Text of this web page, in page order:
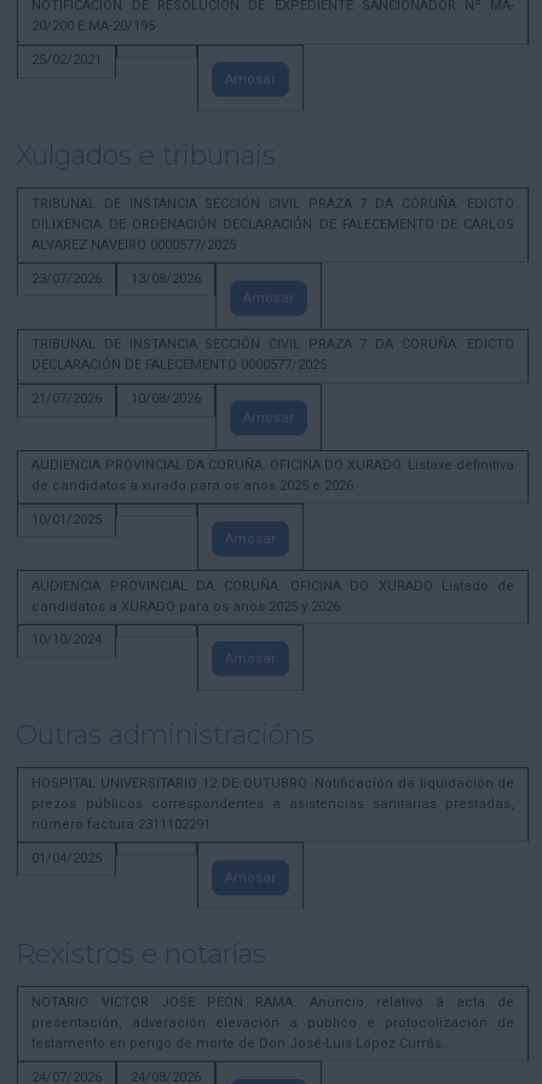
NOTIFICACION DE RESOLUCION DE EXPEDIENTE SANCIONADOR Nº MA-
20/200 E MA-20/195
25/02/2021
Amosar
Xulgados e tribunais
TRIBUNAL DE INSTANCIA SECCIÓN CIVIL PRAZA 7 DA CORUÑA. EDICTO
DILIXENCIA DE ORDENACIÓN DECLARACIÓN DE FALECEMENTO DE CARLOS
ALVAREZ NAVEIRO 0000577/2025
23/07/2026
13/08/2026
Amosar
TRIBUNAL DE INSTANCIA SECCIÓN CIVIL PRAZA 7 DA CORUÑA. EDICTO
DECLARACIÓN DE FALECEMENTO 0000577/2025
21/07/2026
10/08/2026
Amosar
AUDIENCIA PROVINCIAL DA CORUÑA. OFICINA DO XURADO. Listaxe definitiva
de candidatos a xurado para os anos 2025 e 2026
10/01/2025
Amosar
AUDIENCIA PROVINCIAL DA CORUÑA. OFICINA DO XURADO Listado de
candidatos a XURADO para os anos 2025 y 2026.
10/10/2024
Amosar
Outras administracións
HOSPITAL UNIVERSITARIO 12 DE OUTUBRO. Notificación da liquidación de
prezos públicos correspondentes a asistencias sanitarias prestadas,
número factura 2311102291
01/04/2025
Amosar
Rexistros e notarías
NOTARIO VICTOR JOSE PEON RAMA. Anuncio relativo á acta de
presentación, adveración elevación a público e protocolización de
testamento en perigo de morte de Don José-Luís López Currás.
24/07/2026
24/08/2026